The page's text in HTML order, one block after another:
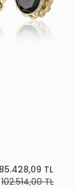
85.428,09 TL
102.514,00 TL